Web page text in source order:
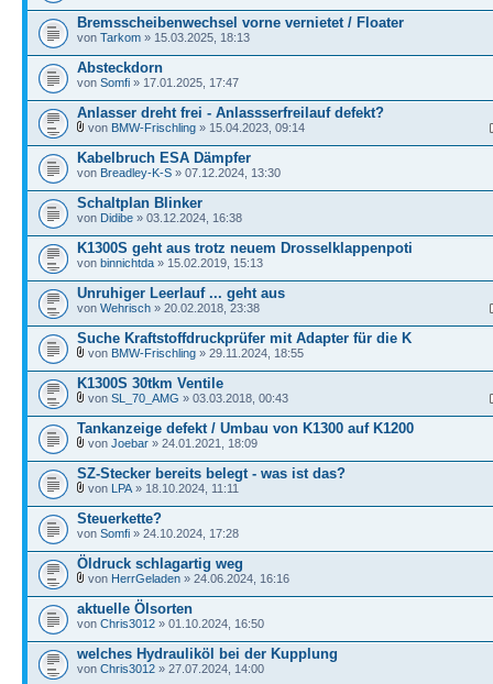
Bremsscheibenwechsel vorne vernietet / Floater
von Tarkom » 15.03.2025, 18:13
Absteckdorn
von Somfi » 17.01.2025, 17:47
Anlasser dreht frei - Anlassserfreilauf defekt?
von BMW-Frischling » 15.04.2023, 09:14
Kabelbruch ESA Dämpfer
von Breadley-K-S » 07.12.2024, 13:30
Schaltplan Blinker
von Didibe » 03.12.2024, 16:38
K1300S geht aus trotz neuem Drosselklappenpoti
von binnichtda » 15.02.2019, 15:13
Unruhiger Leerlauf ... geht aus
von Wehrisch » 20.02.2018, 23:38
Suche Kraftstoffdruckprüfer mit Adapter für die K
von BMW-Frischling » 29.11.2024, 18:55
K1300S 30tkm Ventile
von SL_70_AMG » 03.03.2018, 00:43
Tankanzeige defekt / Umbau von K1300 auf K1200
von Joebar » 24.01.2021, 18:09
SZ-Stecker bereits belegt - was ist das?
von LPA » 18.10.2024, 11:11
Steuerkette?
von Somfi » 24.10.2024, 17:28
Öldruck schlagartig weg
von HerrGeladen » 24.06.2024, 16:16
aktuelle Ölsorten
von Chris3012 » 01.10.2024, 16:50
welches Hydrauliköl bei der Kupplung
von Chris3012 » 27.07.2024, 14:00